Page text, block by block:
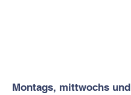
Montags, mittwochs und